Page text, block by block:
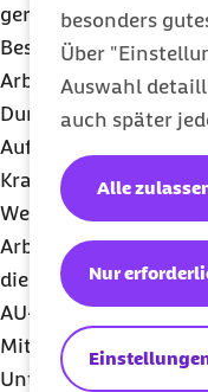
besonders
Über
Auswahl
auch später
Nur
Alle
geringfügig
Beschäftigten kann
Durchführung des U
Krankenkassen
Wechseln
Arbeitsunfähigkeit
die bisherige
AU-Daten an die neue
Mitarbeitende haben
Unternehmen die